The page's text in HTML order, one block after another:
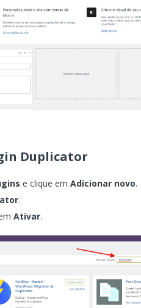
Duplicator
e clique emAdicionar novo.
.
Ativar.